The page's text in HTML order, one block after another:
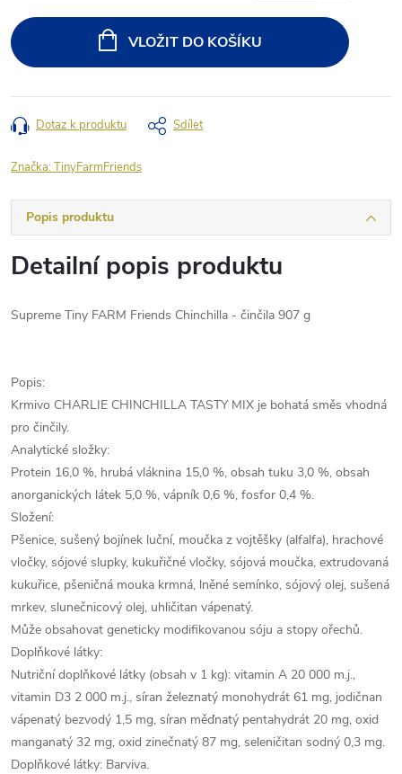
cena:
VLOŽIT DO KOŠÍKU
Dotaz k produktu Sdílet
Značka:TinyFarmFriends
Popis produktu
Detailní popis produktu
Supreme Tiny FARM Friends Chinchilla - činčila 907 g
Popis:
Krmivo CHARLIE CHINCHILLA TASTY MIX je bohatá směs vhodná
pro činčily.
Analytické složky:
Protein 16,0 %, hrubá vláknina 15,0 %, obsah tuku 3,0 %, obsah
anorganických látek 5,0 %, vápník 0,6 %, fosfor 0,4 %.
Složení:
Pšenice, sušený bojínek luční, moučka z vojtěšky (alfalfa), hrachové
vločky, sójové slupky, kukuřičné vločky, sójová moučka, extrudovaná
kukuřice, pšeničná mouka krmná, lněné semínko, sójový olej, sušená
mrkev, slunečnicový olej, uhličitan vápenatý.
Může obsahovat geneticky modifikovanou sóju a stopy ořechů.
Doplňkové látky:
Nutriční doplňkové látky (obsah v 1 kg): vitamin A 20 000 m.j.,
vitamin D3 2 000 m.j., síran železnatý monohydrát 61 mg, jodičnan
vápenatý bezvodý 1,5 mg, síran měďnatý pentahydrát 20 mg, oxid
manganatý 32 mg, oxid zinečnatý 87 mg, seleničitan sodný 0,3 mg.
Doplňkové látky: Barviva.